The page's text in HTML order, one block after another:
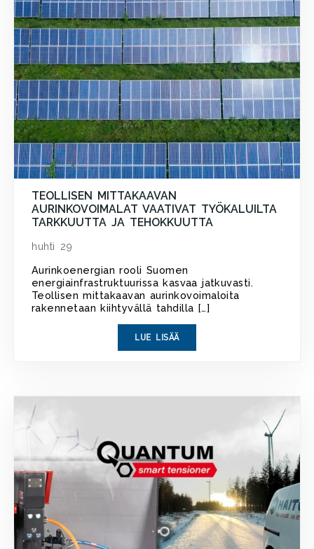
TEOLLISEN MITTAKAAVAN
AURINKOVOIMALAT VAATIVAT TYÖKALUILTA
TARKKUUTTA JA TEHOKKUUTTA
huhti 29
Aurinkoenergian rooli Suomen
energiainfrastruktuurissa kasvaa jatkuvasti.
Teollisen mittakaavan aurinkovoimaloita
rakennetaan kiihtyvällä tahdilla […]
LUE LISÄÄ